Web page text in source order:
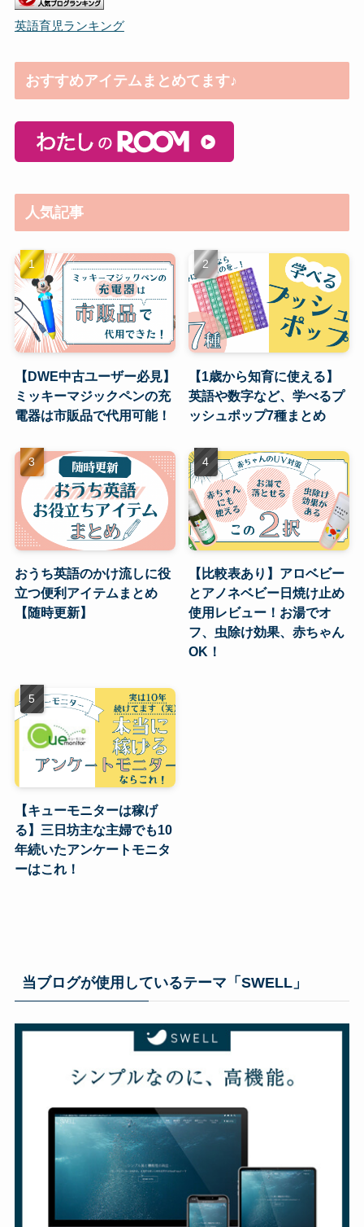
英語育児ランキング
おすすめアイテムまとめてます♪
人気記事
【DWE中古ユーザー必見】
ミッキーマジックペンの充
電器は市販品で代用可能！
【1歳から知育に使える】
英語や数字など、学べるプ
ッシュポップ7種まとめ
おうち英語のかけ流しに役
立つ便利アイテムまとめ
【随時更新】
【比較表あり】アロベビー
とアノネベビー日焼け止め
使用レビュー！お湯でオ
フ、虫除け効果、赤ちゃん
OK！
【キューモニターは稼げ
る】三日坊主な主婦でも10
年続いたアンケートモニタ
ーはこれ！
当ブログが使用しているテーマ「SWELL」